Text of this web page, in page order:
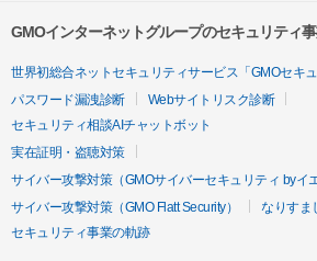
GMOインターネットグループのセキュリティ
世界初総合ネットセキュリティサービス「GMOセキュ
パスワード漏洩診断
Webサイトリスク診断
セキュリティ相談AIチャットボット
実在証明・盗聴対策
サイバー攻撃対策（GMOサイバーセキュリティ byイ
サイバー攻撃対策（GMO Flatt Security）
なりすま
セキュリティ事業の軌跡